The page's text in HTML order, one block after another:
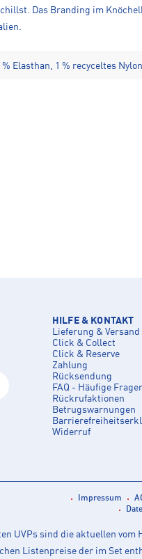
Das Branding im
Elasthan, 1 % recyceltes Nylon
HILFE & KONTAKT
Lieferung & Versand
Click & Collect
Click & Reserve
Zahlung
Rücksendung
FAQ - Häufige
Rückrufaktionen
Betrugswarnungen
Widerruf
Impressum
UVPs sind die aktuellen
Listenpreise der im Set